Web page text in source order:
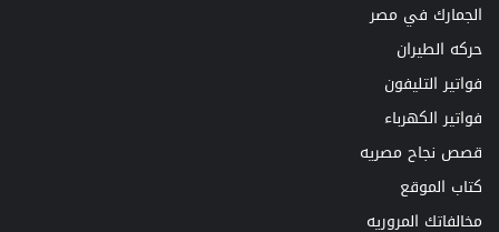
الجمارك في مصر
حركه الطيران
فواتير التليفون
فواتير الكهرباء
قصص نجاح مصريه
كتاب الموقع
مخالفاتك المروريه